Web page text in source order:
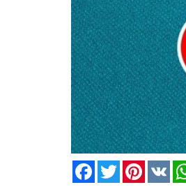
FacebookTwitterPinterest
VK